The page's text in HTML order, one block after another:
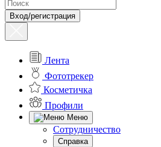
Вход/регистрация
Лента
Фототрекер
Косметичка
Профили
Меню
Сотрудничество
Справка